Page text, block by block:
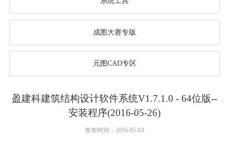
成图大赛专版
元图CAD专区
盈建科建筑结构设计软件系统V1.7.1.0 - 64位版--
安装程序(2016-05-26)
发布时间：2016-05-03